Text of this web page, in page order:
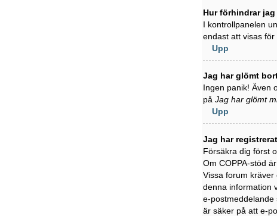
Hur förhindrar
I kontrollpanelen
endast att visas
Upp
Jag har glömt
Ingen panik! Även
på Jag har glömt
Upp
Jag har
Försäkra dig först
Om COPPA-stöd
Vissa forum
denna information
e-postmeddelande
är säker på att e-